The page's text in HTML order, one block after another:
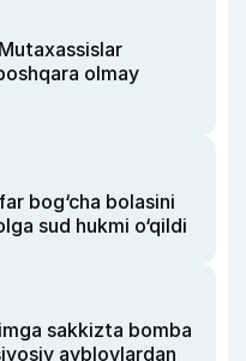
olmay
bog‘cha bolasini
sud hukmi o‘qildi
sakkizta bomba
ayblovlardan